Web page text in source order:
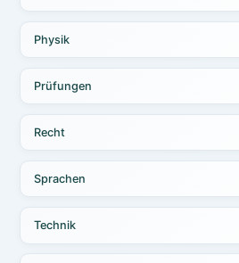
Physik
Prüfungen
Recht
Sprachen
Technik